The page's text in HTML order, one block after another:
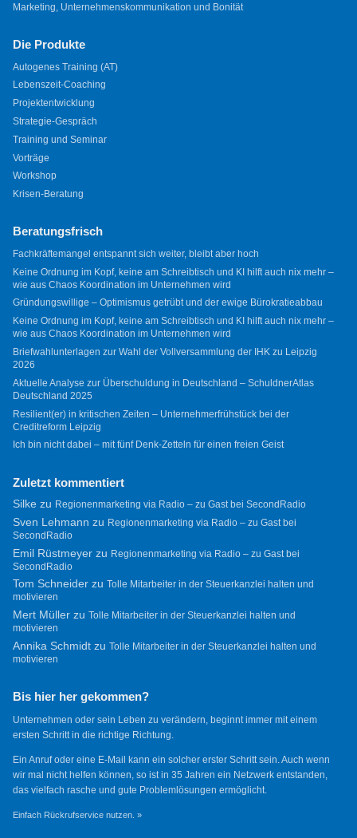
Marketing, Unternehmenskommunikation und Bonität
Die Produkte
Autogenes Training (AT)
Lebenszeit-Coaching
Projektentwicklung
Strategie-Gespräch
Training und Seminar
Vorträge
Workshop
Krisen-Beratung
Beratungsfrisch
Fachkräftemangel entspannt sich weiter, bleibt aber hoch
Keine Ordnung im Kopf, keine am Schreibtisch und KI hilft auch nix mehr –
wie aus Chaos Koordination im Unternehmen wird
Gründungswillige – Optimismus getrübt und der ewige Bürokratieabbau
Keine Ordnung im Kopf, keine am Schreibtisch und KI hilft auch nix mehr –
wie aus Chaos Koordination im Unternehmen wird
Briefwahlunterlagen zur Wahl der Vollversammlung der IHK zu Leipzig
2026
Aktuelle Analyse zur Überschuldung in Deutschland – SchuldnerAtlas
Deutschland 2025
Resilient(er) in kritischen Zeiten – Unternehmerfrühstück bei der
Creditreform Leipzig
Ich bin nicht dabei – mit fünf Denk-Zetteln für einen freien Geist
Zuletzt kommentiert
Silkezu Regionenmarketing via Radio – zu Gast bei SecondRadio
Sven Lehmann zu Regionenmarketing via Radio – zu Gast bei
SecondRadio
Emil Rüstmeyerzu Regionenmarketing via Radio – zu Gast bei
SecondRadio
Tom Schneiderzu Tolle Mitarbeiter in der Steuerkanzlei halten und
motivieren
Mert Müllerzu Tolle Mitarbeiter in der Steuerkanzlei halten und
motivieren
Annika Schmidtzu Tolle Mitarbeiter in der Steuerkanzlei halten und
motivieren
Bis hier her gekommen?
Unternehmen oder sein Leben zu verändern, beginnt immer mit einem
ersten Schritt in die richtige Richtung.
Ein Anruf oder eine E-Mail kann ein solcher erster Schritt sein. Auch wenn
wir mal nicht helfen können, so ist in 35 Jahren ein Netzwerk entstanden,
das vielfach rasche und gute Problemlösungen ermöglicht.
Einfach Rückrufservice nutzen. »